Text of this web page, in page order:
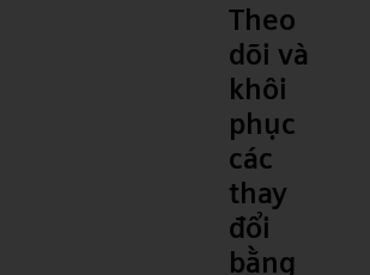
Theo
dõi và
khôi
phục
các
thay
đổi
bằng